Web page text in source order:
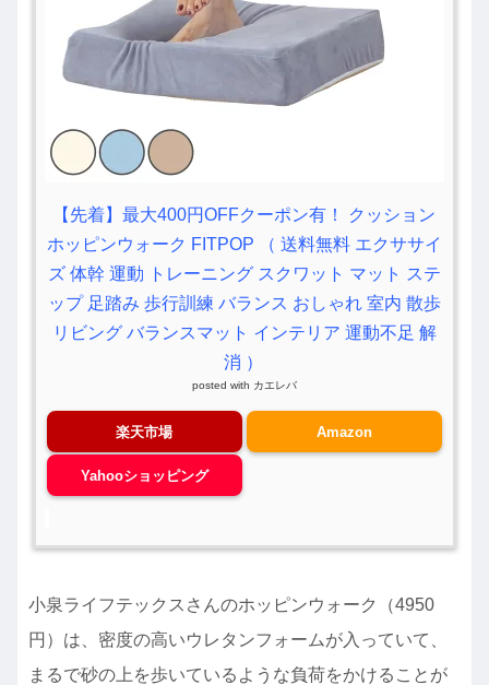
【先着】最大400円OFFクーポン有！ クッション
ホッピンウォーク FITPOP （ 送料無料 エクササイ
ズ 体幹 運動 トレーニング スクワット マット ステ
ップ 足踏み 歩行訓練 バランス おしゃれ 室内 散歩
リビング バランスマット インテリア 運動不足 解
消 ）
posted with カエレバ
楽天市場 Amazon
Yahooショッピング
小泉ライフテックスさんのホッピンウォーク（4950
円）は、密度の高いウレタンフォームが入っていて、
まるで砂の上を歩いているような負荷をかけることが